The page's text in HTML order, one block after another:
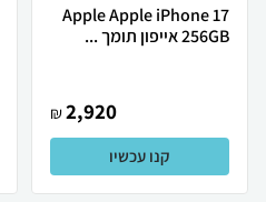
Apple Apple iPhone 17
256GB אייפון תומך ...
2,920
₪
קנו עכשיו